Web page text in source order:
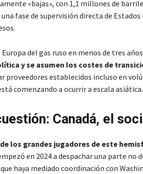
«bajas», con 1,1 millones de
fase de supervisión directa de
del gas ruso en menos de tres
y se asumen los costes de
proveedores establecidos incluso en
comenzando a ocurrir a escala asiática.
Canadá, el
los grandes jugadores de este
en 2024 a despachar una parte no
haya mediado coordinación con